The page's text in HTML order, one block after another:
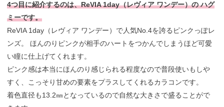
4つ目に紹介するのは、ReVIA 1day（レヴィア ワンデー）の ハグ
ミーです。
ReVIA 1day（レヴィア ワンデー）で人気No.4を誇るピンクっぽレ
ンズ。 ほんのりピンクが相手のハートをつかんでしまうほど可愛
い瞳に仕上げてくれます。
ピンク感は本当にほんのり感じられる程度なので普段使いもしや
すく、こっそり甘めの要素をプラスしてくれるカラコンです。
着色直径も13.2㎜となっているので自然な大きさで盛ることがで